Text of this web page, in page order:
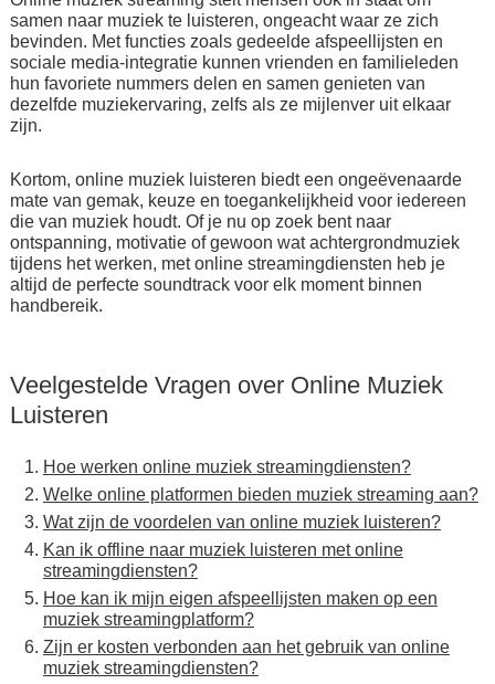
samen naar muziek te luisteren, ongeacht waar ze zich
bevinden. Met functies zoals gedeelde afspeellijsten en
sociale media-integratie kunnen vrienden en familieleden
hun favoriete nummers delen en samen genieten van
dezelfde muziekervaring, zelfs als ze mijlenver uit elkaar
zijn.
Kortom, online muziek luisteren biedt een ongeëvenaarde
mate van gemak, keuze en toegankelijkheid voor iedereen
die van muziek houdt. Of je nu op zoek bent naar
ontspanning, motivatie of gewoon wat achtergrondmuziek
tijdens het werken, met online streamingdiensten heb je
altijd de perfecte soundtrack voor elk moment binnen
handbereik.
Veelgestelde Vragen over Online Muziek
Luisteren
Hoe werken online muziek streamingdiensten?
Welke online platformen bieden muziek streaming aan?
Wat zijn de voordelen van online muziek luisteren?
Kan ik offline naar muziek luisteren met online
streamingdiensten?
Hoe kan ik mijn eigen afspeellijsten maken op een
muziek streamingplatform?
Zijn er kosten verbonden aan het gebruik van online
muziek streamingdiensten?